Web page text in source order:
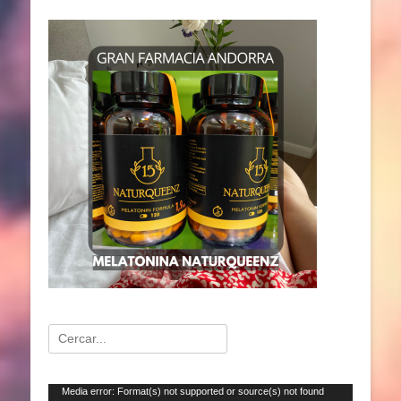
Buscar:
Reproductor
Media error: Format(s) not supported or source(s) not found